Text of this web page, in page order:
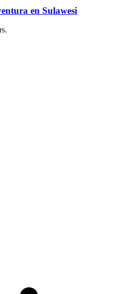
en Sulawesi